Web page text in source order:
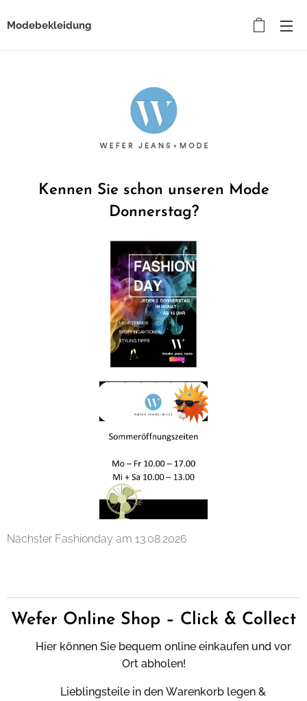
Modebekleidung
Kennen Sie schon unseren Mode
Donnerstag?
Nächster Fashionday am 13.08.2026
Wefer Online Shop – Click & Collect
Hier können Sie bequem online einkaufen und vor
Ort abholen!
Lieblingsteile in den Warenkorb legen &